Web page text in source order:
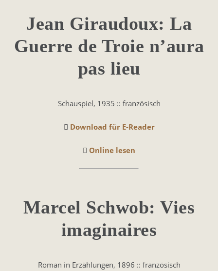
Jean Gi­rau­doux: La
Guer­re de Troie n’aura
pas lieu
Schauspiel, 1935 :: französisch
Download für E-Reader
Online lesen
Mar­cel Schwob: Vies
ima­ginai­res
Roman in Erzählungen, 1896 :: französisch